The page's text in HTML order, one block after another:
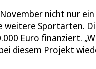
nicht nur
Sportarten.
Euro finanziert.
diesem Projekt